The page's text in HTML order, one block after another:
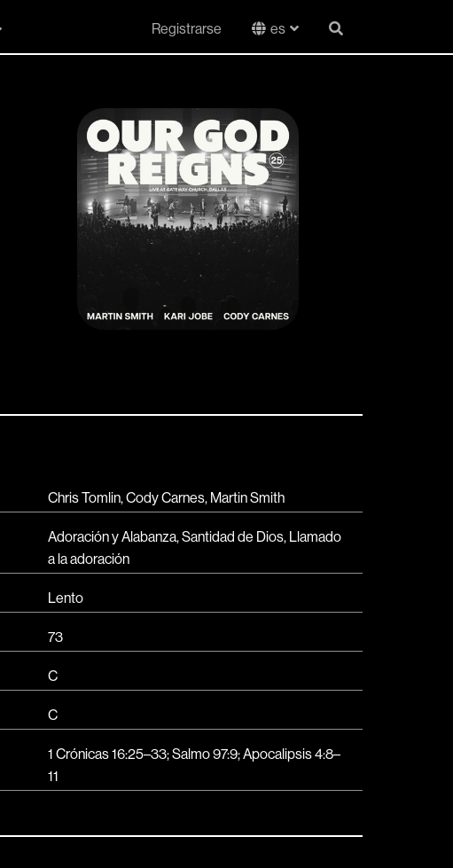
Registrarse es
Chris Tomlin, Cody Carnes, Martin Smith
Adoración y Alabanza,Santidad de Dios, Llamado
a la adoración
Lento
73
C
C
1 Crónicas 16:25–33; Salmo 97:9; Apocalipsis 4:8–
11